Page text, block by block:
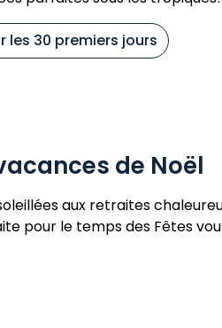
les 30 premiers jours
de Noël
aux retraites
pour le temps des Fêtes